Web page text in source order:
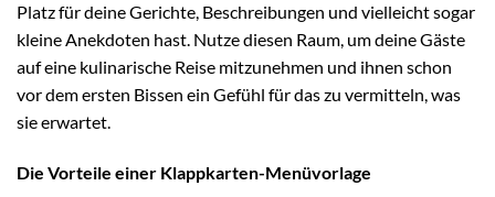
Platz für deine Gerichte, Beschreibungen und vielleicht sogar
kleine Anekdoten hast. Nutze diesen Raum, um deine Gäste
auf eine kulinarische Reise mitzunehmen und ihnen schon
vor dem ersten Bissen ein Gefühl für das zu vermitteln, was
sie erwartet.
Die Vorteile einer Klappkarten-Menüvorlage